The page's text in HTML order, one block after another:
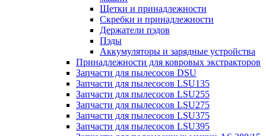
Щетки и принадлежности
Скребки и принадлежности
Держатели пэдов
Пэды
Аккумуляторы и зарядные устройства
Принадлежности для ковровых экстракторов
Запчасти для пылесосов DSU
Запчасти для пылесосов LSU135
Запчасти для пылесосов LSU255
Запчасти для пылесосов LSU275
Запчасти для пылесосов LSU375
Запчасти для пылесосов LSU395